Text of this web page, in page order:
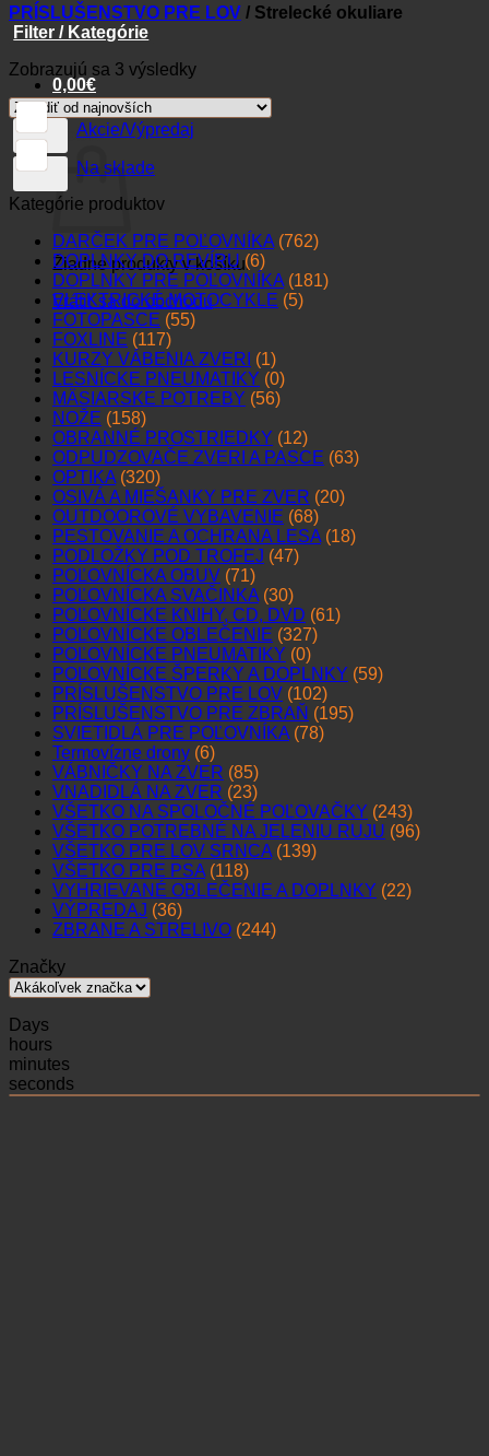
0,00€
Košík
Žiadne produkty v košíku.
Vrátiť sa do obchodu
PRÍSLUŠENSTVO PRE LOV / Strelecké okuliare
Filter / Kategórie
Zobrazujú sa 3 výsledkyZoradené
najnovších
Akcie/Výpredaj
Na sklade
Kategórie produktov
DARČEK PRE POĽOVNÍKA (762)
DOPLNKY DO REVÍRU (6)
DOPLNKY PRE POĽOVNÍKA (181)
ELEKTRICKÉ MOTOCYKLE (5)
FOTOPASCE (55)
FOXLINE (117)
KURZY VÁBENIA ZVERI (1)
LESNÍCKE PNEUMATIKY (0)
MÄSIARSKE POTREBY (56)
NOŽE (158)
OBRANNÉ PROSTRIEDKY (12)
ODPUDZOVAČE ZVERI A PASCE (63)
OPTIKA (320)
OSIVÁ A MIEŠANKY PRE ZVER (20)
OUTDOOROVÉ VYBAVENIE (68)
PESTOVANIE A OCHRANA LESA (18)
PODLOŽKY POD TROFEJ (47)
POĽOVNÍCKA OBUV (71)
POĽOVNÍCKA SVAČINKA (30)
POĽOVNÍCKE KNIHY, CD, DVD (61)
POĽOVNÍCKE OBLEČENIE (327)
POĽOVNÍCKE PNEUMATIKY (0)
POĽOVNÍCKE ŠPERKY A DOPLNKY (59)
PRÍSLUŠENSTVO PRE LOV (102)
PRÍSLUŠENSTVO PRE ZBRAŇ (195)
SVIETIDLÁ PRE POĽOVNÍKA (78)
Termovízne drony (6)
VÁBNIČKY NA ZVER (85)
VNADIDLÁ NA ZVER (23)
VŠETKO NA SPOLOČNÉ POĽOVAČKY (243)
VŠETKO POTREBNÉ NA JELENIU RUJU (96)
VŠETKO PRE LOV SRNCA (139)
VŠETKO PRE PSA (118)
VYHRIEVANÉ OBLEČENIE A DOPLNKY (22)
VÝPREDAJ (36)
ZBRANE A STRELIVO (244)
Značky
Days
hours
minutes
seconds